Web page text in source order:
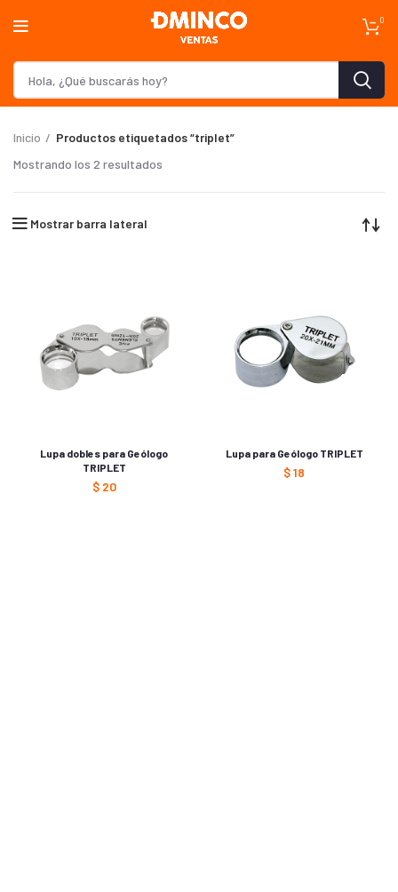
0
Inicio
Productos etiquetados “triplet”
Mostrando los 2 resultados
Mostrar barra lateral
Lupa dobles para Geólogo
TRIPLET
$20
Lupa para Geólogo TRIPLET
$18